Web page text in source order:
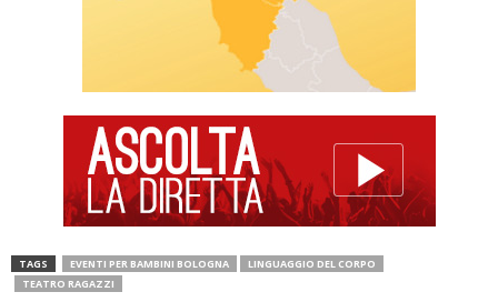
TAGS EVENTI PER BAMBINI BOLOGNA
LINGUAGGIO DEL CORPO
TEATRO RAGAZZI